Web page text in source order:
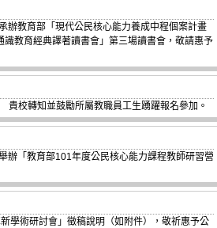
辦教育部「現代公民核心能力養成中程個案計畫
教育經典譯著讀書會」第三場讀書會，敬請惠予
校轉知並鼓勵所屬教職員工生踴躍報名參加。
辦「教育部101年度公民核心能力課程教師研習營
學術研討會」徵稿說明（如附件），敬祈惠予公